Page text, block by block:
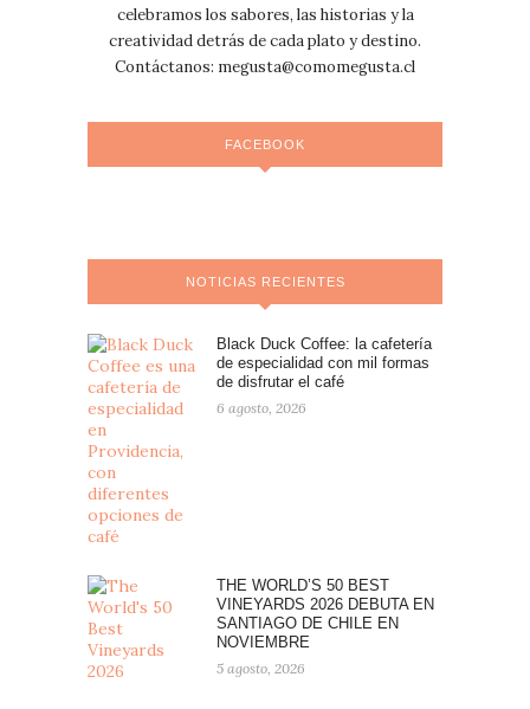
celebramos los sabores, las historias y la
creatividad detrás de cada plato y destino.
Contáctanos: megusta@comomegusta.cl
FACEBOOK
NOTICIAS RECIENTES
Black Duck Coffee: la cafetería
de especialidad con mil formas
de disfrutar el café
6 agosto, 2026
THE WORLD’S 50 BEST
VINEYARDS 2026 DEBUTA EN
SANTIAGO DE CHILE EN
NOVIEMBRE
5 agosto, 2026